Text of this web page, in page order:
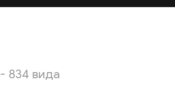
- 834 вида